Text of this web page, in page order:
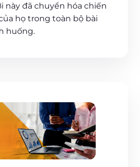
này đã chuyển hóa chiến
họ trong toàn bộ bài
huống.